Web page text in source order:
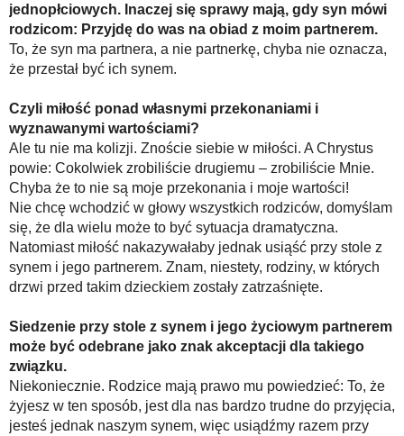
jednopłciowych. Inaczej się sprawy mają, gdy syn mówi
rodzicom: Przyjdę do was na obiad z moim partnerem.
To, że syn ma partnera, a nie partnerkę, chyba nie oznacza,
że przestał być ich synem.
Czyli miłość ponad własnymi przekonaniami i
wyznawanymi wartościami?
Ale tu nie ma kolizji. Znoście siebie w miłości. A Chrystus
powie: Cokolwiek zrobiliście drugiemu – zrobiliście Mnie.
Chyba że to nie są moje przekonania i moje wartości!
Nie chcę wchodzić w głowy wszystkich rodziców, domyślam
się, że dla wielu może to być sytuacja dramatyczna.
Natomiast miłość nakazywałaby jednak usiąść przy stole z
synem i jego partnerem. Znam, niestety, rodziny, w których
drzwi przed takim dzieckiem zostały zatrzaśnięte.
Siedzenie przy stole z synem i jego życiowym partnerem
może być odebrane jako znak akceptacji dla takiego
związku.
Niekoniecznie. Rodzice mają prawo mu powiedzieć: To, że
żyjesz w ten sposób, jest dla nas bardzo trudne do przyjęcia,
jesteś jednak naszym synem, więc usiądźmy razem przy